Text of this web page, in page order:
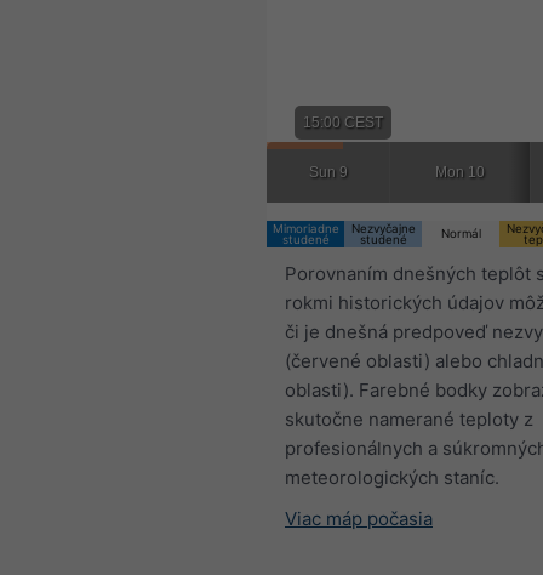
15:00 CEST
Sun 9 Mon 10
Mimoriadne
studené
Nezvyčajne
studené
Normál
Porovnaním dnešných teplôt
rokmi historických údajov
či je dnešná predpoveď
(červené oblasti) alebo
oblasti). Farebné bodky
skutočne namerané teploty z
profesionálnych a
meteorologických staníc.
Viac máp počasia